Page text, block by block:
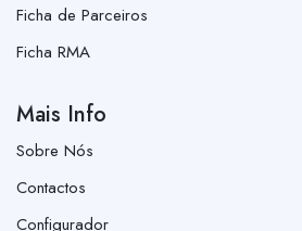
Ficha de Parceiros
Ficha RMA
Mais Info
Sobre Nós
Contactos
Configurador